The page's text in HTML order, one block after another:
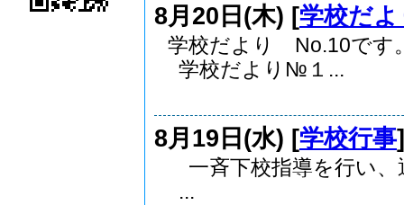
8月20日(木) [学校だ
学校だより No.10です
学校だより№１...
8月19日(水) [学校行事
一斉下校指導を行い、
...